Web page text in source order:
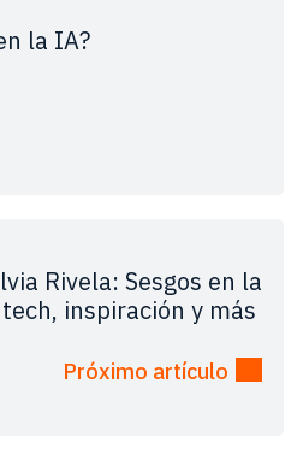
la IA?
Rivela: Sesgos en la
inspiración y más
Próximo artículo